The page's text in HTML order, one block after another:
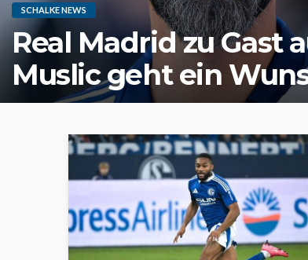
SCHALKE NEWS
Real Madrid zu Gast
Muslic geht ein